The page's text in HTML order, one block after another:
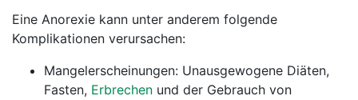
Eine Anorexie kann unter anderem folgende
Komplikationen verursachen:
Mangelerscheinungen: Unausgewogene Diäten,
Fasten, Erbrechen und der Gebrauch von